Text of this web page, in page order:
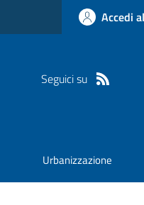
Accedi
Seguici su
Urbanizzazione